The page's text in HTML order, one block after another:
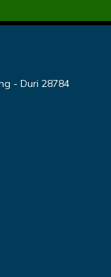
- Duri 28784